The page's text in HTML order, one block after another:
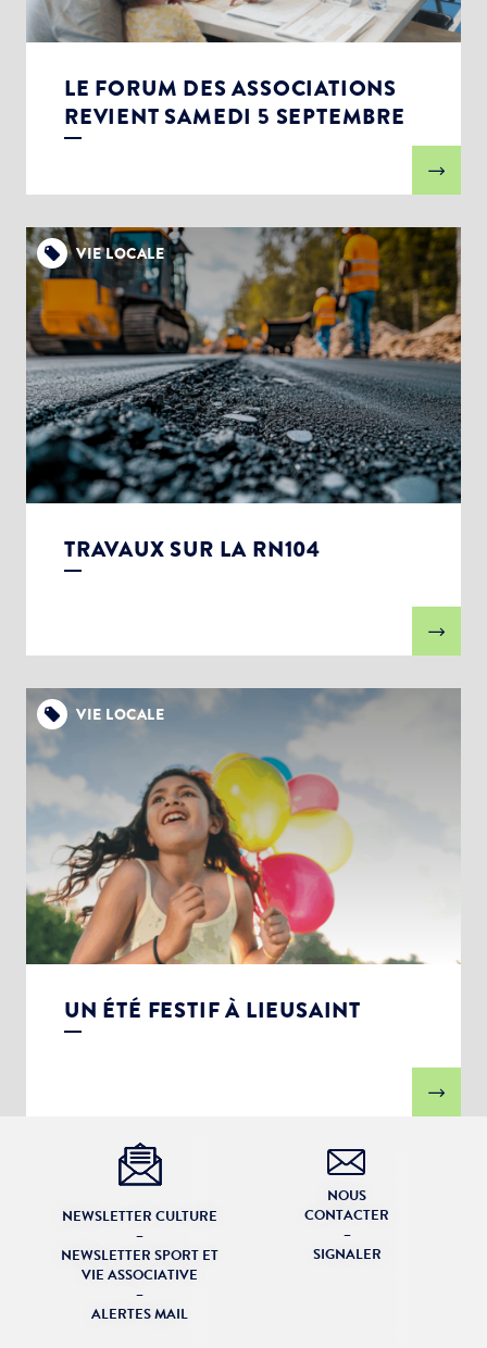
LE FORUM DES ASSOCIATIONS
REVIENT SAMEDI 5 SEPTEMBRE
VIE LOCALE
TRAVAUX SUR LA RN104
VIE LOCALE
UN ÉTÉ FESTIF À LIEUSAINT
NEWSLETTER CULTURE
–
NEWSLETTER SPORT ET
VIE ASSOCIATIVE
–
ALERTES MAIL
NOUS
CONTACTER
–
SIGNALER